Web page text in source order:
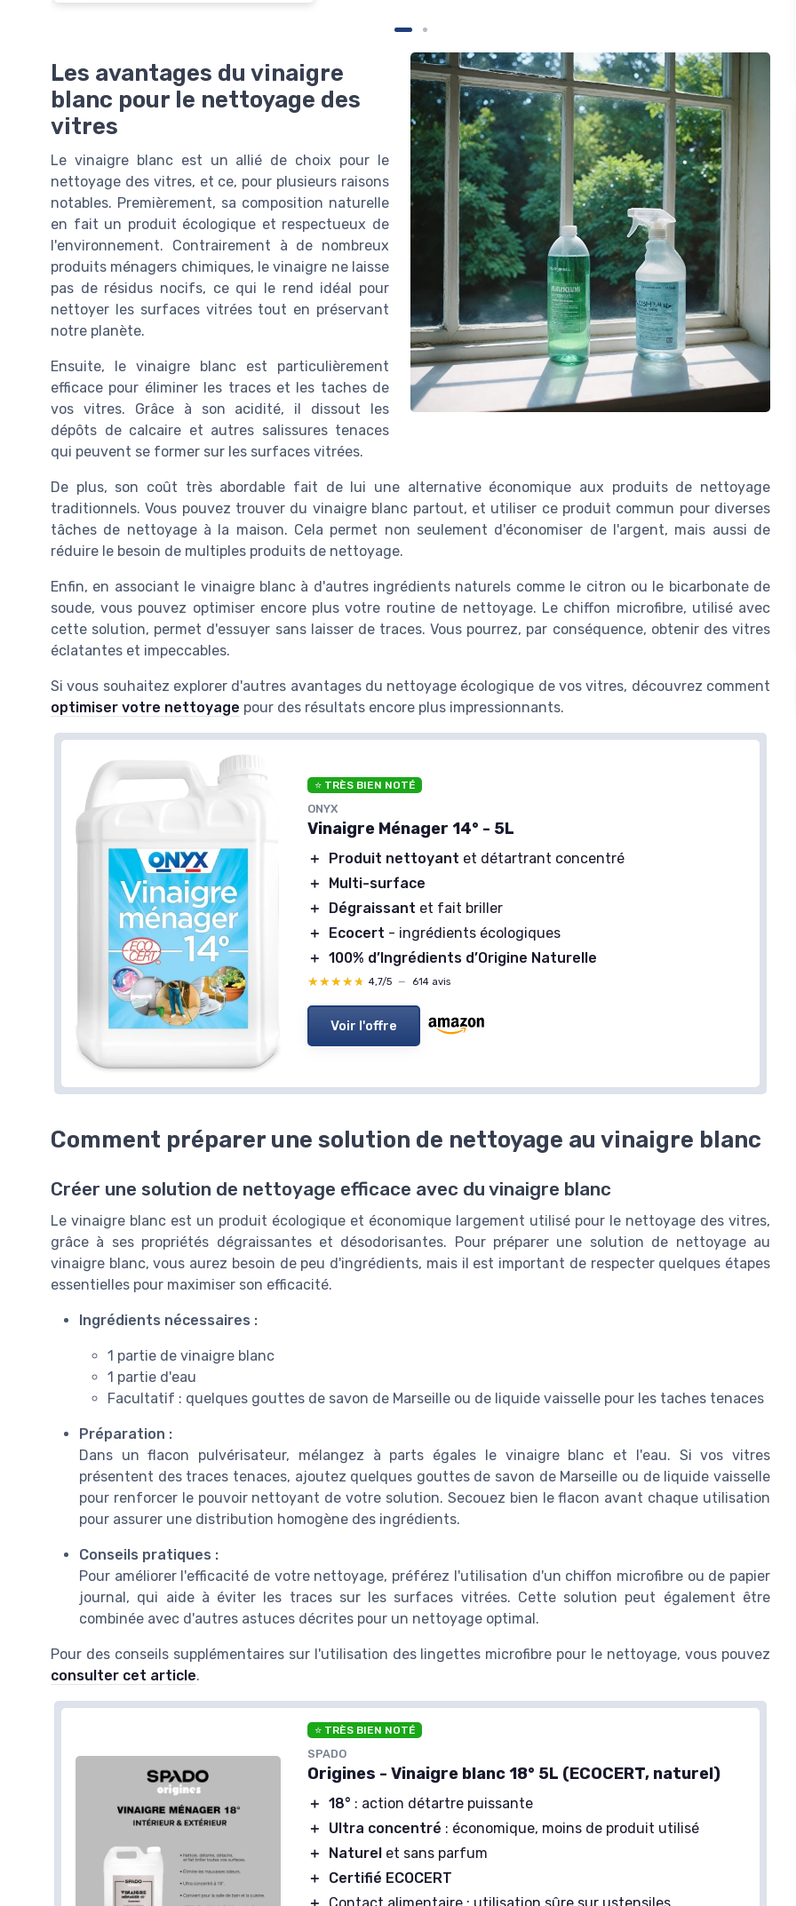
Les avantages du vinaigre
blanc pour le nettoyage des
vitres
Le vinaigre blanc est un allié de choix pour le
nettoyage des vitres, et ce, pour plusieurs raisons
notables. Premièrement, sa composition naturelle
en fait un produit écologique et respectueux de
l'environnement. Contrairement à de nombreux
produits ménagers chimiques, le vinaigre ne laisse
pas de résidus nocifs, ce qui le rend idéal pour
nettoyer les surfaces vitrées tout en préservant
notre planète.
Ensuite, le vinaigre blanc est particulièrement
efficace pour éliminer les traces et les taches de
vos vitres. Grâce à son acidité, il dissout les
dépôts de calcaire et autres salissures tenaces
qui peuvent se former sur les surfaces vitrées.
De plus, son coût très abordable fait de lui une alternative économique aux produits de nettoyage
traditionnels. Vous pouvez trouver du vinaigre blanc partout, et utiliser ce produit commun pour diverses
tâches de nettoyage à la maison. Cela permet non seulement d'économiser de l'argent, mais aussi de
réduire le besoin de multiples produits de nettoyage.
Enfin, en associant le vinaigre blanc à d'autres ingrédients naturels comme le citron ou le bicarbonate de
soude, vous pouvez optimiser encore plus votre routine de nettoyage. Le chiffon microfibre, utilisé avec
cette solution, permet d'essuyer sans laisser de traces. Vous pourrez, par conséquence, obtenir des vitres
éclatantes et impeccables.
Si vous souhaitez explorer d'autres avantages du nettoyage écologique de vos vitres, découvrez comment
optimiser votre nettoyage pour des résultats encore plus impressionnants.
⭐ TRÈS BIEN NOTÉ
ONYX
Vinaigre Ménager 14° - 5L
＋ Produit nettoyant et détartrant concentré
＋
Multi-surface
＋
Dégraissant et fait briller
＋
Ecocert - ingrédients écologiques
＋ 100% d’Ingrédients d’Origine Naturelle
★★★★★
★★★★★ 4,7/5 — 614 avis
Voir l'offre
Comment préparer une solution de nettoyage au vinaigre blanc
Créer une solution de nettoyage efficace avec du vinaigre blanc
Le vinaigre blanc est un produit écologique et économique largement utilisé pour le nettoyage des vitres,
grâce à ses propriétés dégraissantes et désodorisantes. Pour préparer une solution de nettoyage au
vinaigre blanc, vous aurez besoin de peu d'ingrédients, mais il est important de respecter quelques étapes
essentielles pour maximiser son efficacité.
Ingrédients nécessaires :
1 partie de vinaigre blanc
1 partie d'eau
Facultatif : quelques gouttes de savon de Marseille ou de liquide vaisselle pour les taches tenaces
Préparation :
Dans un flacon pulvérisateur, mélangez à parts égales le vinaigre blanc et l'eau. Si vos vitres
présentent des traces tenaces, ajoutez quelques gouttes de savon de Marseille ou de liquide vaisselle
pour renforcer le pouvoir nettoyant de votre solution. Secouez bien le flacon avant chaque utilisation
pour assurer une distribution homogène des ingrédients.
Conseils pratiques :
Pour améliorer l'efficacité de votre nettoyage, préférez l'utilisation d'un chiffon microfibre ou de papier
journal, qui aide à éviter les traces sur les surfaces vitrées. Cette solution peut également être
combinée avec d'autres astuces décrites pour un nettoyage optimal.
Pour des conseils supplémentaires sur l'utilisation des lingettes microfibre pour le nettoyage, vous pouvez
consulter cet article.
⭐ TRÈS BIEN NOTÉ
SPADO
Origines - Vinaigre blanc 18° 5L (ECOCERT, naturel)
＋ 18° : action détartre puissante
＋
Ultra concentré : économique, moins de produit utilisé
＋
Naturel et sans parfum
＋
Certifié ECOCERT